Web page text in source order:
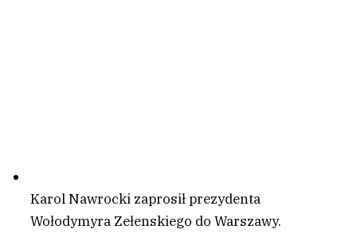
Karol Nawrocki zaprosił prezydenta
Wołodymyra Zełenskiego do Warszawy.